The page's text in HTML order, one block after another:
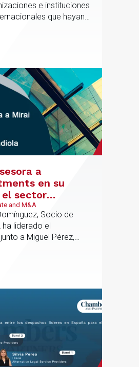
e instituciones
que hayan
educativa
a
en su
sector
con la
de la
and M&A
Socio de
liderado el
a Miguel Pérez,